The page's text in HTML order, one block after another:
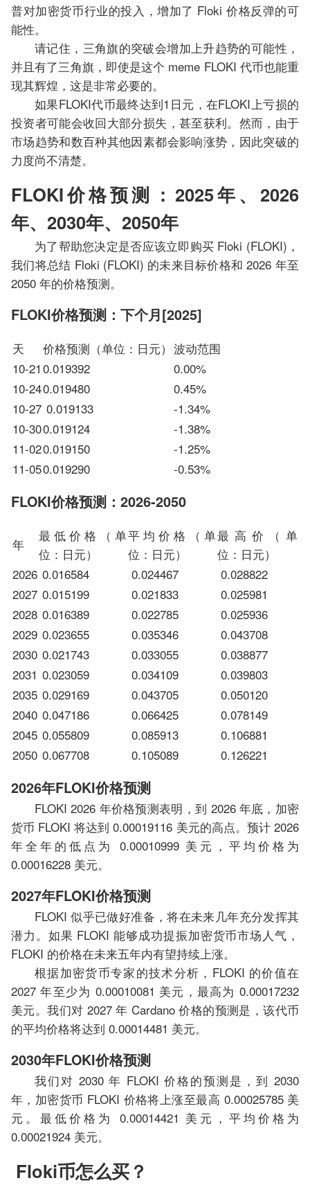
普对加密货币行业的投入，增加了 Floki 价格反弹的可
能性。
请记住，三角旗的突破会增加上升趋势的可能性，
并且有了三角旗，即使是这个 meme FLOKI 代币也能重
现其辉煌，这是非常必要的。
如果FLOKI代币最终达到1日元，在FLOKI上亏损的
投资者可能会收回大部分损失，甚至获利。然而，由于
市场趋势和数百种其他因素都会影响涨势，因此突破的
力度尚不清楚。
FLOKI价格预测：2025年、2026
年、2030年、2050年
为了帮助您决定是否应该立即购买 Floki (FLOKI)，
我们将总结 Floki (FLOKI) 的未来目标价格和 2026 年至
2050 年的价格预测。
FLOKI价格预测：下个月[2025]
天 价格预测（单位：日元） 波动范围
10-21 0.019392
0.00%
10-240.019480
0.45%
10-27 0.019133
-1.34%
10-300.019124
-1.38%
11-020.019150
-1.25%
11-050.019290 -0.53%
FLOKI价格预测：2026-2050
年
最低价格（单
位：日元）
平均价格（单
位：日元）
最高价（单
位：日元）
2026 0.016584 0.024467
0.028822
2027 0.015199 0.021833
0.025981
2028 0.016389 0.022785
0.025936
2029 0.023655 0.035346
0.043708
2030 0.021743 0.033055
0.038877
2031 0.023059 0.034109
0.039803
2035 0.029169 0.043705
0.050120
2040 0.047186 0.066425
0.078149
2045 0.055809 0.085913
0.106881
2050 0.067708 0.105089 0.126221
2026年FLOKI价格预测
FLOKI 2026 年价格预测表明，到 2026 年底，加密
货币 FLOKI 将达到 0.00019116 美元的高点。预计 2026
年全年的低点为 0.00010999 美元，平均价格为
0.00016228 美元。
2027年FLOKI价格预测
FLOKI 似乎已做好准备，将在未来几年充分发挥其
潜力。如果 FLOKI 能够成功提振加密货币市场人气，
FLOKI 的价格在未来五年内有望持续上涨。
根据加密货币专家的技术分析，FLOKI 的价值在
2027 年至少为 0.00010081 美元，最高为 0.00017232
美元。我们对 2027 年 Cardano 价格的预测是，该代币
的平均价格将达到 0.00014481 美元。
2030年FLOKI价格预测
我们对 2030 年 FLOKI 价格的预测是，到 2030
年，加密货币 FLOKI 价格将上涨至最高 0.00025785 美
元。最低价格为 0.00014421 美元，平均价格为
0.00021924 美元。
Floki币怎么买？